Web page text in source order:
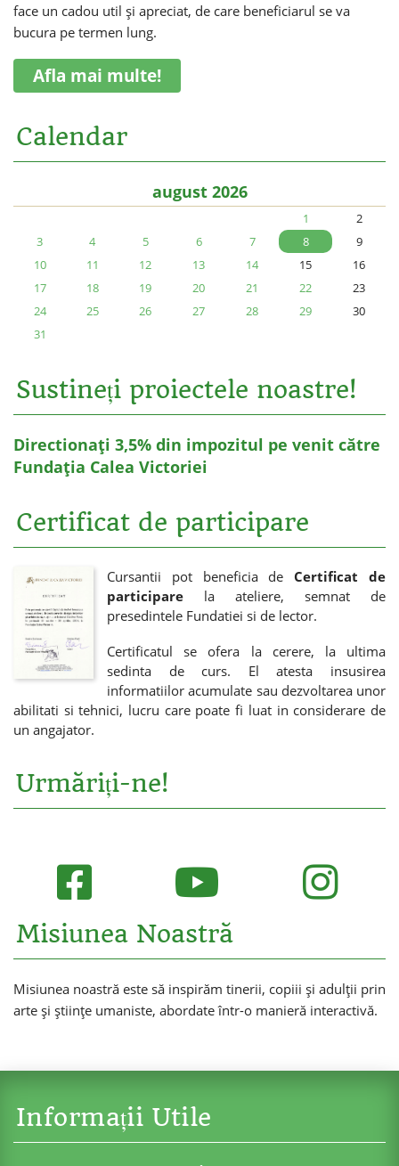
face un cadou util și apreciat, de care beneficiarul se va
bucura pe termen lung.
Afla mai multe!
Calendar
august 2026
1
2
3
4 5 6 7 8
9
10
11 12 13 14 15
16
17
18 19 20 21 22
23
24
25 26 27 28 29
30
31
Sustineți proiectele noastre!
Directionați 3,5% din impozitul pe venit către
Fundația Calea Victoriei
Certificat de participare
Cursantii pot beneficia de Certificat de
participare la ateliere, semnat de
presedintele Fundatiei si de lector.
Certificatul se ofera la cerere, la ultima
sedinta de curs. El atesta insusirea
informatiilor acumulate sau dezvoltarea unor
abilitati si tehnici, lucru care poate fi luat in considerare de
un angajator.
Urmăriți-ne!
Misiunea Noastră
Misiunea noastră este să inspirăm tinerii, copiii și adulții prin
arte și științe umaniste, abordate într-o manieră interactivă.
Informații Utile